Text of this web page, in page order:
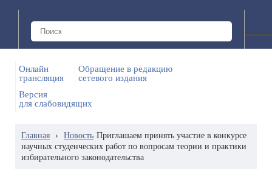
Онлайн
трансляция
Обращение в редакцию
сетевого издания
Версия
для слабовидящих
Главная › Новость Приглашаем принять участие в конкурсе
научных студенческих работ по вопросам теории и практики
избирательного законодательства